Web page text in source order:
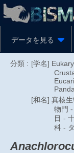
データを見る
分類 : [学名]
[和名] 真核
物門
目 -
科 -